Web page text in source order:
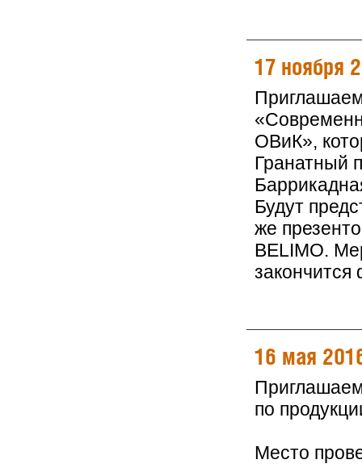
17 ноября
ОВиК»,
Гранатный
Будут
же
BELIMO.
16 мая
по
Место